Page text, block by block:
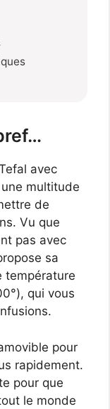
avec
multitude
de
Vu que
pas avec
sa
température
qui vous
pour
rapidement.
pour que
le monde